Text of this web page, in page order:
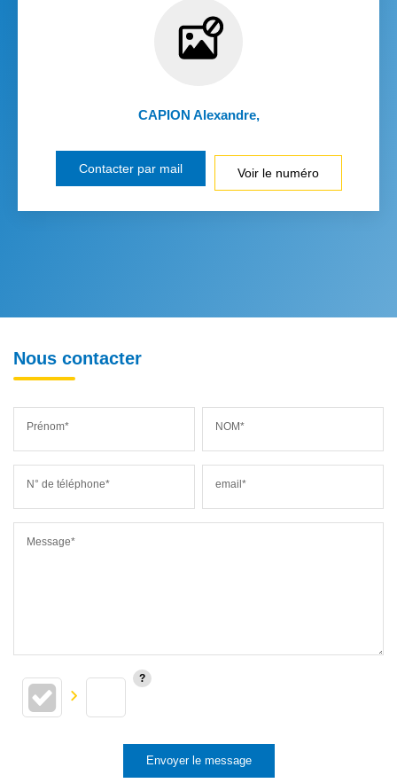
CAPION Alexandre,
Contacter par mail Voir le numéro
Nous contacter
Prénom* NOM*
N° de téléphone* email*
Message*
Envoyer le message